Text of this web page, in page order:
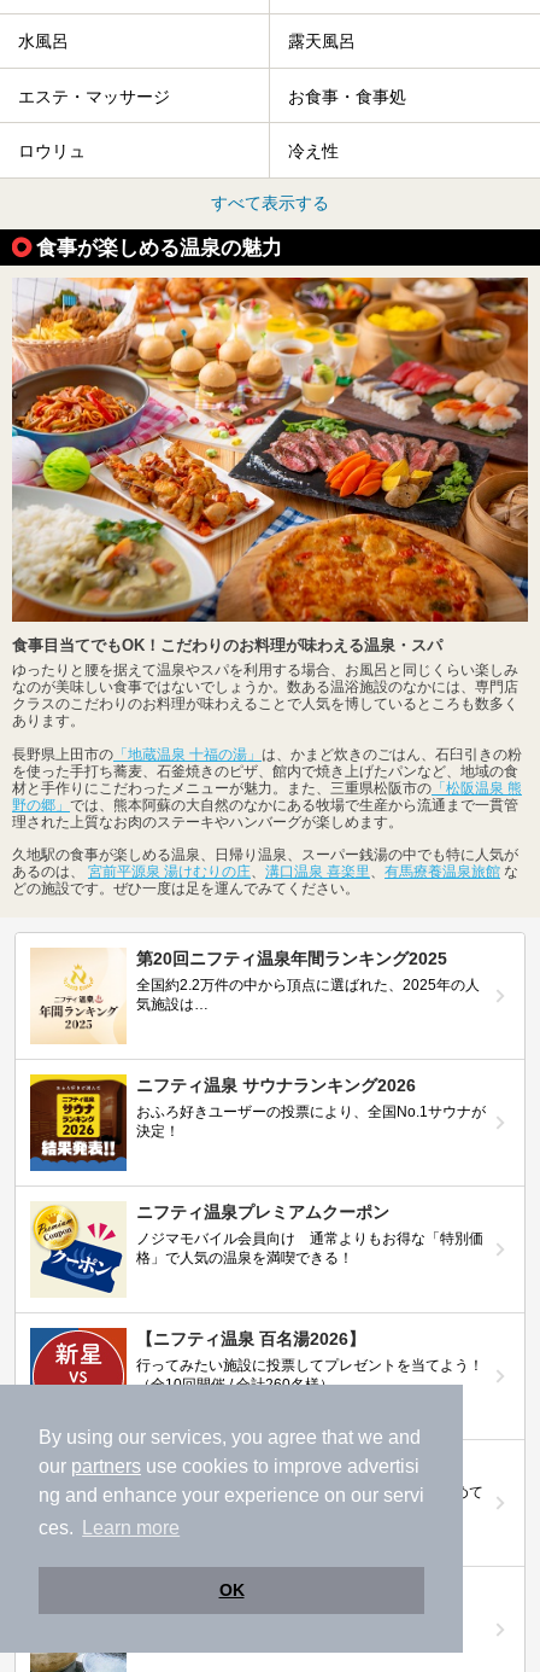
By using our services, you agree that we and
our partners use cookies to improve advertisi
ng and enhance your experience on our servi
ces.
Learn more
OK
水風呂 露天風呂
エステ・マッサージ お食事・食事処
ロウリュ 冷え性
すべて表示する
食事が楽しめる温泉の魅力
食事目当てでもOK！こだわりのお料理が味わえる温泉・スパ
ゆったりと腰を据えて温泉やスパを利用する場合、お風呂と同じくらい楽しみ
なのが美味しい食事ではないでしょうか。数ある温浴施設のなかには、専門店
クラスのこだわりのお料理が味わえることで人気を博しているところも数多く
あります。
長野県上田市の 「地蔵温泉 十福の湯」 は、かまど炊きのごはん、石臼引きの粉
を使った手打ち蕎麦、石釜焼きのピザ、館内で焼き上げたパンなど、地域の食
材と手作りにこだわったメニューが魅力。また、三重県松阪市の 「松阪温泉 熊
野の郷」 では、熊本阿蘇の大自然のなかにある牧場で生産から流通まで一貫管
理された上質なお肉のステーキやハンバーグが楽しめます。
久地駅の食事が楽しめる温泉、日帰り温泉、スーパー銭湯の中でも特に人気が
あるのは、 宮前平源泉 湯けむりの庄 溝口温泉 喜楽里 有馬療養温泉旅館 な
どの施設です。ぜひ一度は足を運んでみてください。
第20回ニフティ温泉年間ランキング2025
全国約2.2万件の中から頂点に選ばれた、2025年の人
気施設は…
ニフティ温泉 サウナランキング2026
おふろ好きユーザーの投票により、全国No.1サウナが
決定！
ニフティ温泉プレミアムクーポン
ノジマモバイル会員向け 通常よりもお得な「特別価
格」で人気の温泉を満喫できる！
【ニフティ温泉 百名湯2026】
行ってみたい施設に投票してプレゼントを当てよう！
（全10回開催 / 合計260名様）
岩盤浴特集
日本全国の岩盤浴情報だけをピックアップ。まとめて
ニフティ温泉ニュース
温泉にもっと行きたくなる！お得な情報を掲載中